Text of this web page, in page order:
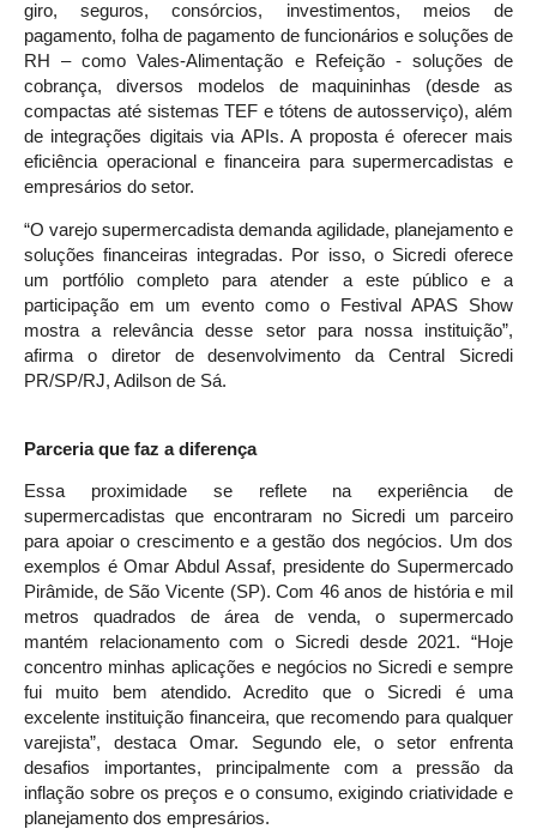
giro, seguros, consórcios, investimentos, meios de
pagamento, folha de pagamento de funcionários e soluções de
RH – como Vales-Alimentação e Refeição - soluções de
cobrança, diversos modelos de maquininhas (desde as
compactas até sistemas TEF e tótens de autosserviço), além
de integrações digitais via APIs. A proposta é oferecer mais
eficiência operacional e financeira para supermercadistas e
empresários do setor.
“O varejo supermercadista demanda agilidade, planejamento e
soluções financeiras integradas. Por isso, o Sicredi oferece
um portfólio completo para atender a este público e a
participação em um evento como o Festival APAS Show
mostra a relevância desse setor para nossa instituição”,
afirma o diretor de desenvolvimento da Central Sicredi
PR/SP/RJ, Adilson de Sá.
Parceria que faz a diferença
Essa proximidade se reflete na experiência de
supermercadistas que encontraram no Sicredi um parceiro
para apoiar o crescimento e a gestão dos negócios. Um dos
exemplos é Omar Abdul Assaf, presidente do Supermercado
Pirâmide, de São Vicente (SP). Com 46 anos de história e mil
metros quadrados de área de venda, o supermercado
mantém relacionamento com o Sicredi desde 2021. “Hoje
concentro minhas aplicações e negócios no Sicredi e sempre
fui muito bem atendido. Acredito que o Sicredi é uma
excelente instituição financeira, que recomendo para qualquer
varejista”, destaca Omar. Segundo ele, o setor enfrenta
desafios importantes, principalmente com a pressão da
inflação sobre os preços e o consumo, exigindo criatividade e
planejamento dos empresários.